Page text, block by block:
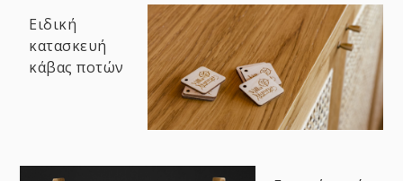
Ειδική
κατασκευή
κάβας ποτών